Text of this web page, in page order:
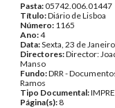
Pasta:05742.006.01447
Título:Diário de Lisboa
Número: 1165
Ano:4
Data:Sexta, 23 de
Directores:Director:
Manso
Fundo:DRR -
Ramos
Tipo Documental:
Página(s): 8